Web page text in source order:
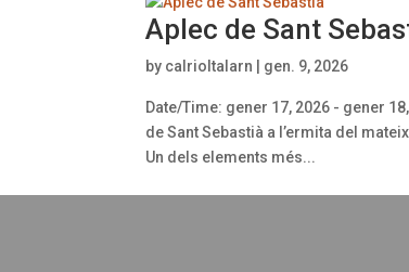
Aplec de Sant
by calrioltalarn gen. 9, 2026
Date/Time: gener 17, 2026 - gener
de Sant Sebastià a l’ermita del
Un dels elements més...